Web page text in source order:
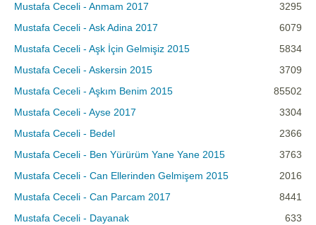
Mustafa Ceceli - Anmam 2017
3295
Mustafa Ceceli - Ask Adina 2017
6079
Mustafa Ceceli - Aşk İçin Gelmişiz 2015
5834
Mustafa Ceceli - Askersin 2015
3709
Mustafa Ceceli - Aşkım Benim 2015
85502
Mustafa Ceceli - Ayse 2017
3304
Mustafa Ceceli - Bedel
2366
Mustafa Ceceli - Ben Yürürüm Yane Yane 2015
3763
Mustafa Ceceli - Can Ellerinden Gelmişem 2015
2016
Mustafa Ceceli - Can Parcam 2017
8441
Mustafa Ceceli - Dayanak
633